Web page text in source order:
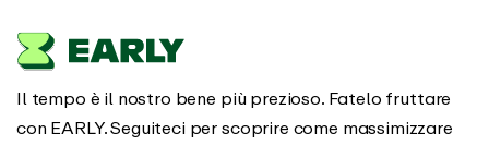
Il tempo è il nostro bene più prezioso. Fatelo fruttare
con EARLY. Seguiteci per scoprire come massimizzare